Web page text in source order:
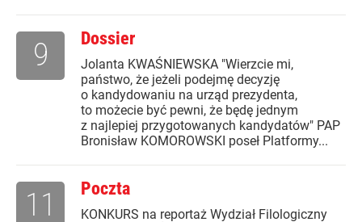
Dossier
Jolanta KWAŚNIEWSKA "Wierzcie mi,
państwo, że jeżeli podejmę decyzję
o kandydowaniu na urząd prezydenta,
to możecie być pewni, że będę jednym
z najlepiej przygotowanych kandydatów" PAP
Bronisław KOMOROWSKI poseł Platformy...
9
Poczta
KONKURS na reportaż Wydział Filologiczny
11